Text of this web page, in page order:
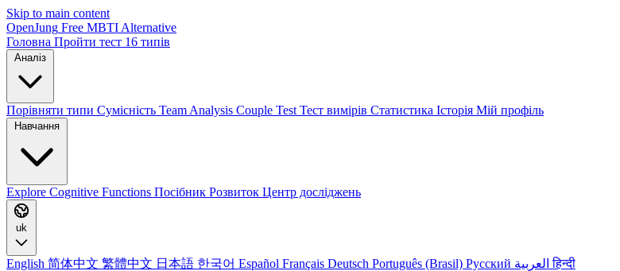
Skip to main content
OpenJung Free MBTI Alternative
Головна Пройти тест 16 типів
Порівняти типи Сумісність Team Analysis Couple Test Тест вимірів Статистика Історія Мій профіль
Explore Cognitive Functions Посібник Розвиток Центр досліджень
uk
English 简体中文 繁體中文 日本語 한국어 Español Français Deutsch Português (Brasil) Русский العربيةहिन्दी